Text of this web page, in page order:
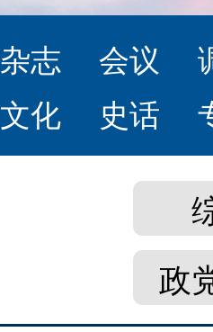
杂志 会议
文化
史话
政